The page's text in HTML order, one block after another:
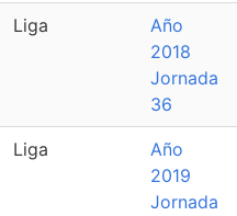
Liga
Año
2018
Jornada
36
Liga
Año
2019
Jornada